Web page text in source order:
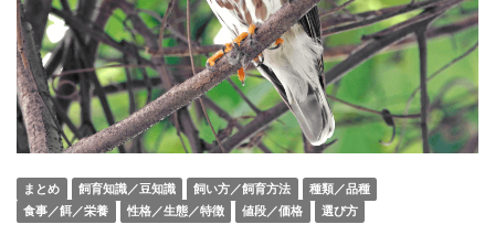
まとめ 飼育知識／豆知識 飼い方／飼育方法
種類／品種
食事／餌／栄養
性格／生態／特徴 値段／価格 選び方